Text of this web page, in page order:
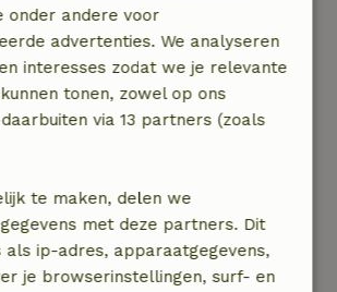
deel van de reissom en 100% van
aankomst: 70% terugbetaald
aankomst: 40% terugbetaald
aankomstdag: 10% terugbetaald
of later: geen terugbetaling
is van toepassing. Je wordt
het uitchecken.
onder andere voor
advertenties. We analyseren
interesses zodat we je relevante
tonen, zowel op ons
via 13 partners (zoals
te maken, delen we
met deze partners. Dit
als ip-adres, apparaatgegevens,
je browserinstellingen, surf- en